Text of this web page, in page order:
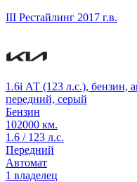
III Рестайлинг 2017 г.в.
1.6i АТ (123 л.с.), бензин,
передний, серый
Бензин
102000 км.
1.6 / 123 л.с.
Передний
Автомат
1 владелец